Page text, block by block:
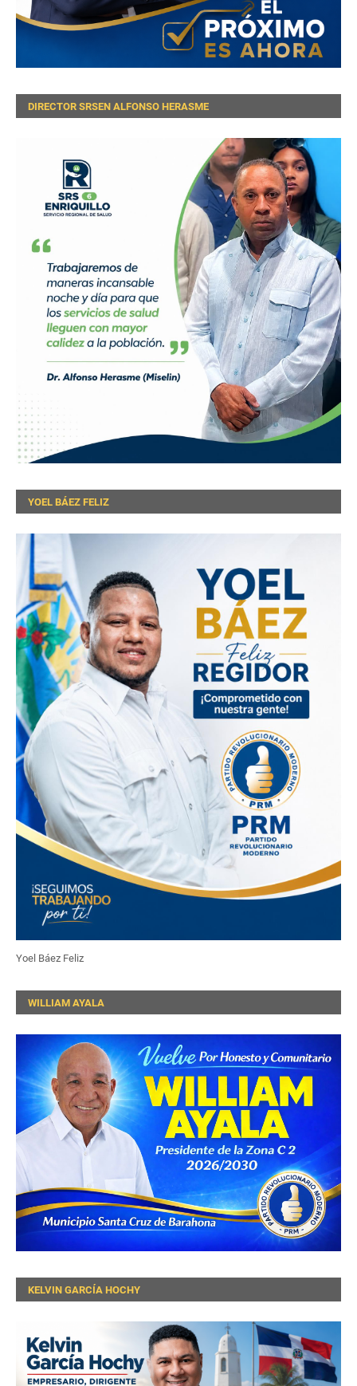
DIRECTOR SRSEN ALFONSO HERASME
YOEL BÁEZ FELIZ
Yoel Báez Feliz
WILLIAM AYALA
KELVIN GARCÍA HOCHY